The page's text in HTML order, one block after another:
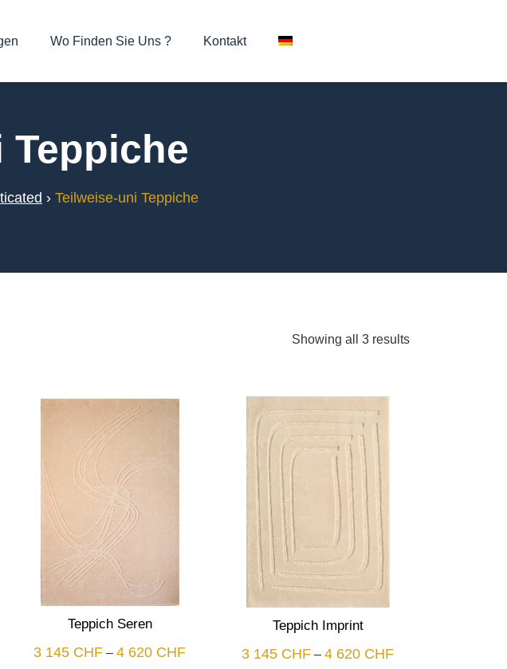
Wo Finden Sie Uns ? Kontakt
Teppiche
› Teilweise-uni Teppiche
Showing all 3 results
Teppich Seren
3 145 CHF –4 620 CHFPlage
Teppich Imprint
3 145 CHF –4 620 CHFPlage